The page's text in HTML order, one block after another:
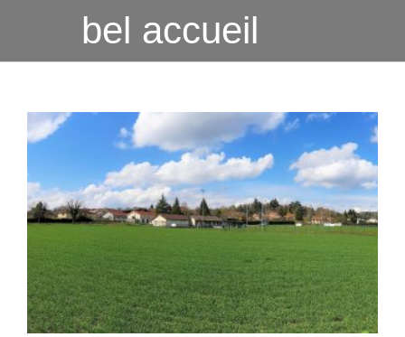
bel accueil